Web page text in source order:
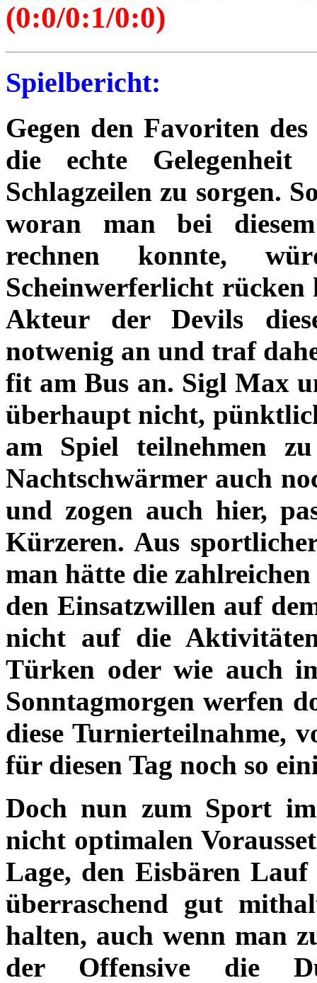
(0:0/0:1/0:0)
Spielbericht:
Gegen den Favoriten
die echte
Schlagzeilen zu sorgen.
woran man bei
rechnen konnte,
Scheinwerferlicht rücken
Akteur der Devils
notwenig an und traf
fit am Bus an. Sigl Max
überhaupt nicht,
am Spiel teilnehmen
Nachtschwärmer auch
und zogen auch hier,
Kürzeren. Aus
man hätte die
den Einsatzwillen auf
nicht auf die
Türken oder wie auch
Sonntagmorgen werfen
diese Turnierteilnahme,
für diesen Tag noch so
Doch nun zum Sport
nicht optimalen
Lage, den Eisbären
überraschend gut
halten, auch wenn man
der Offensive die